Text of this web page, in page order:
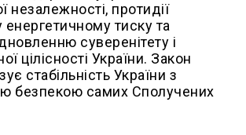
незалежності, протидії
енергетичному тиску та
суверенітету і
цілісності України. Закон
стабільність України з
безпекою самих Сполучених